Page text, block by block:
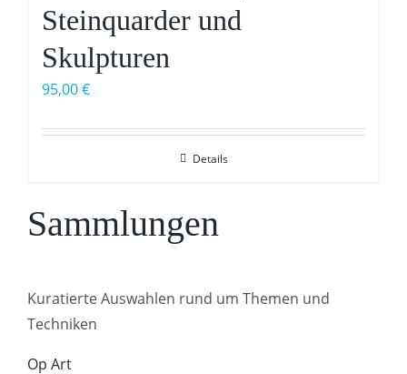
Steinquarder und
Skulpturen
95,00€
Details
Sammlungen
Kuratierte Auswahlen rund um Themen und
Techniken
Op Art